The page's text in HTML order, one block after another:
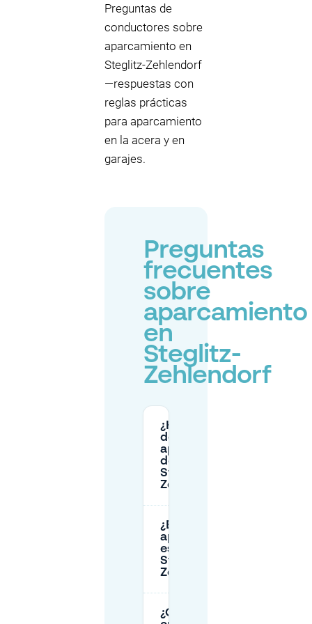
Preguntas de
conductores sobre
aparcamiento en
Steglitz-Zehlendorf
—respuestas con
reglas prácticas
para aparcamiento
en la acera y en
garajes.
Preguntas
frecuentes
sobre
aparcamiento
en
Steglitz-
Zehlendorf
¿Hay zonas
de
aparcamiento
de pago en
Steglitz-
Zehlendorf?
¿El
aparcamiento
es gratuito en
Steglitz-
Zehlendorf?
¿Cuánto